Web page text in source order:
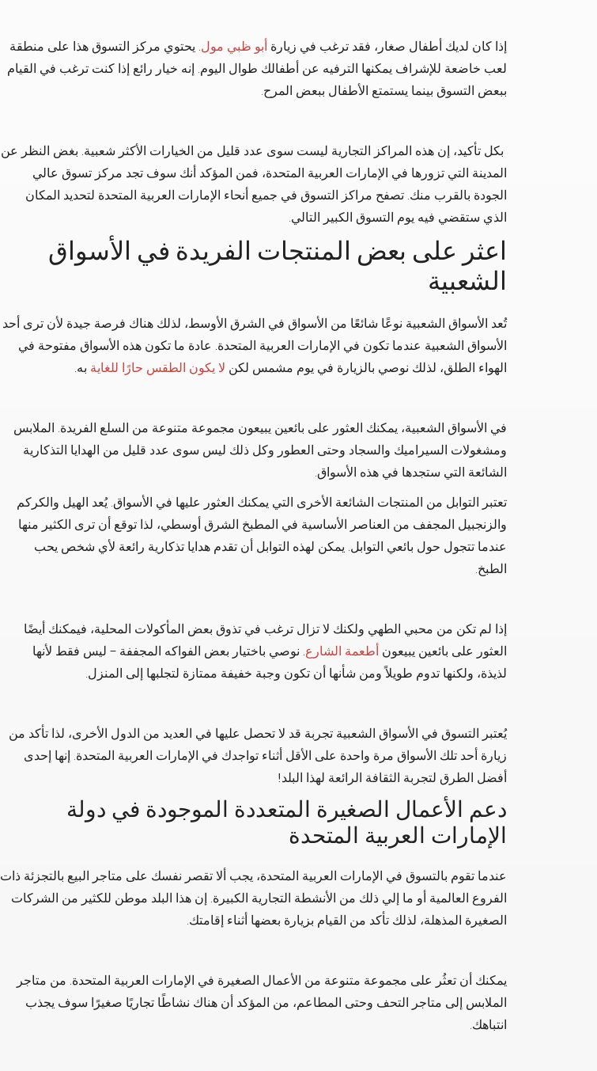
إذا كان لديك أطفال صغار، فقد ترغب في زيارةأبو ظبي مول. يحتوي مركز التسوق هذا على منطقة
لعب خاضعة للإشراف يمكنها الترفيه عن أطفالك طوال اليوم. إنه خيار رائع إذا كنت ترغب في القيام
ببعض التسوق بينما يستمتع الأطفال ببعض المرح.
بكل تأكيد، إن هذه المراكز التجارية ليست سوى عدد قليل من الخيارات الأكثر شعبية. بغض النظر عن
المدينة التي تزورها في الإمارات العربية المتحدة، فمن المؤكد أنك سوف تجد مركز تسوق عالي
الجودة بالقرب منك. تصفح مراكز التسوق في جميع أنحاء الإمارات العربية المتحدة لتحديد المكان
الذي ستقضي فيه يوم التسوق الكبير التالي.
اعثر على بعض المنتجات الفريدة في الأسواق
الشعبية
تُعد الأسواق الشعبية نوعًا شائعًا من الأسواق في الشرق الأوسط، لذلك هناك فرصة جيدة لأن ترى أحد
الأسواق الشعبية عندما تكون في الإمارات العربية المتحدة. عادة ما تكون هذه الأسواق مفتوحة في
الهواء الطلق، لذلك نوصي بالزيارة في يوم مشمس لكنلا يكون الطقس حارًا للغايةبه.
في الأسواق الشعبية، يمكنك العثور على بائعين يبيعون مجموعة متنوعة من السلع الفريدة. الملابس
ومشغولات السيراميك والسجاد وحتى العطور وكل ذلك ليس سوى عدد قليل من الهدايا التذكارية
الشائعة التي ستجدها في هذه الأسواق.
تعتبر التوابل من المنتجات الشائعة الأخرى التي يمكنك العثور عليها في الأسواق. يُعد الهيل والكركم
والزنجبيل المجفف من العناصر الأساسية في المطبخ الشرق أوسطي، لذا توقع أن ترى الكثير منها
عندما تتجول حول بائعي التوابل. يمكن لهذه التوابل أن تقدم هدايا تذكارية رائعة لأي شخص يحب
الطبخ.
إذا لم تكن من محبي الطهي ولكنك لا تزال ترغب في تذوق بعض المأكولات المحلية، فيمكنك أيضًا
العثور على بائعين يبيعونأطعمة الشارع. نوصي باختيار بعض الفواكه المجففة – ليس فقط لأنها
لذيذة، ولكنها تدوم طويلاً ومن شأنها أن تكون وجبة خفيفة ممتازة لتجلبها إلى المنزل.
يُعتبر التسوق في الأسواق الشعبية تجربة قد لا تحصل عليها في العديد من الدول الأخرى، لذا تأكد من
زيارة أحد تلك الأسواق مرة واحدة على الأقل أثناء تواجدك في الإمارات العربية المتحدة. إنها إحدى
أفضل الطرق لتجربة الثقافة الرائعة لهذا البلد!
دعم الأعمال الصغيرة المتعددة الموجودة في دولة
الإمارات العربية المتحدة
عندما تقوم بالتسوق في الإمارات العربية المتحدة، يجب ألا تقصر نفسك على متاجر البيع بالتجزئة ذات
الفروع العالمية أو ما إلي ذلك من الأنشطة التجارية الكبيرة. إن هذا البلد موطن للكثير من الشركات
الصغيرة المذهلة، لذلك تأكد من القيام بزيارة بعضها أثناء إقامتك.
يمكنك أن تعثُر على مجموعة متنوعة من الأعمال الصغيرة في الإمارات العربية المتحدة. من متاجر
الملابس إلى متاجر التحف وحتى المطاعم، من المؤكد أن هناك نشاطًا تجاريًا صغيرًا سوف يجذب
انتباهك.